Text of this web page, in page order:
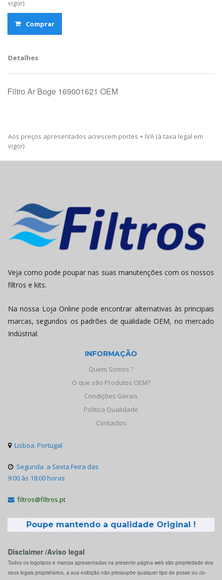
vigor)
Comprar
Detalhes
Filtro Ar Boge 169001621 OEM
Aos preços apresentados acrescem portes + IVA (à taxa legal em
vigor)
Veja como pode poupar nas suas manutenções com os nossos
filtros e kits.
Na nossa Loja Online pode encontrar alternativas às principais
marcas, segundos os padrões de qualidade OEM, no mercado
Indústrial.
INFORMAÇÃO
Quem Somos ?
O que são Produtos OEM?
Condições Gerais
Politica Qualidade
Contactos
 Lisboa, Portugal
 Segunda a Sexta Feira das
9:00 às 18:00 horas
 filtros@filtros.pt
Poupe mantendo a qualidade Original !
Disclaimer /Aviso legal
Todos os logotipos e marcas apresentadas na presente página web são propriedade dos
seus legais propriétarios, a sua exibição não pressupõe qualquer tipo de posse ou co-